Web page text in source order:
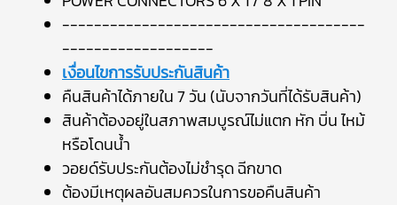
--------------------------------------
-------------------
เงื่อนไขการรับประกันสินค้า
คืนสินค้าได้ภายใน 7 วัน (นับจากวันที่ได้รับสินค้า)
สินค้าต้องอยู่ในสภาพสมบูรณ์ไม่แตก หัก บิ่น ไหม้
หรือโดนน้ำ
วอยด์รับประกันต้องไม่ชำรุด ฉีกขาด
ต้องมีเหตุผลอันสมควรในการขอคืนสินค้า